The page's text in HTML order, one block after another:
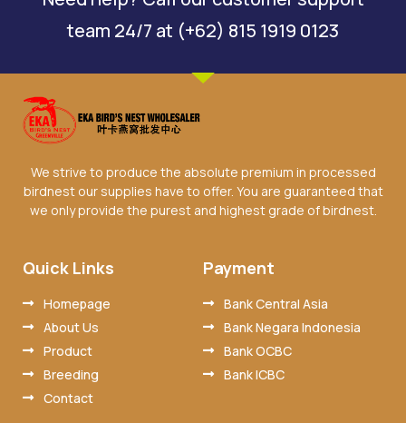
team 24/7 at (+62) 815 1919 0123
We strive to produce the absolute premium in processed
birdnest our supplies have to offer. You are guaranteed that
we only provide the purest and highest grade of birdnest.
Quick Links
Homepage
About Us
Product
Breeding
Contact
Payment
Bank Central Asia
Bank Negara Indonesia
Bank OCBC
Bank ICBC